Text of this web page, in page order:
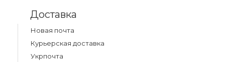
Какая цена на наушники hoco m34 honor
music universal earphones with microphone
white (m34)?
Цена на наушники hoco m34 honor music universal
Доставка
Новая почта
Курьерская доставка
Укрпочта